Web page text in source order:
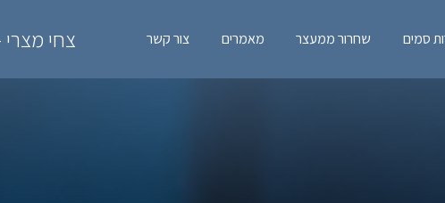
סמים שחרור ממעצר מאמרים צור קשר צחי